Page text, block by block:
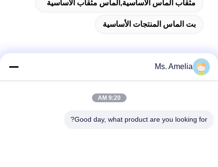
مثقاب الماس الأساسية,الماس مثقاب الأساسية
بت الماس المنتجات الأساسية
لا، لا، لا122شارع شيزانغ، مدينة ووشي، مقاطعة جيانغسو،
Ms. Amelia
9:20 AM
Good day, what product are you looking for?